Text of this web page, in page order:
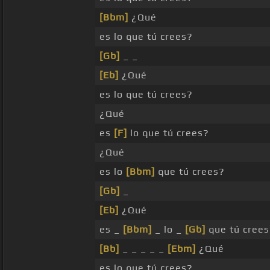
[Bbm] ¿Qué
es lo que tú crees?
[Gb]
[Eb] ¿Qué
es lo que tú crees?
¿Qué
es [F] lo que tú crees?
¿Qué
es lo [Bbm] que tú crees?
[Gb]
[Eb] ¿Qué
es _
[Bbm] _ lo _ [Gb] que tú
[Bb]
[Ebm] ¿Qué